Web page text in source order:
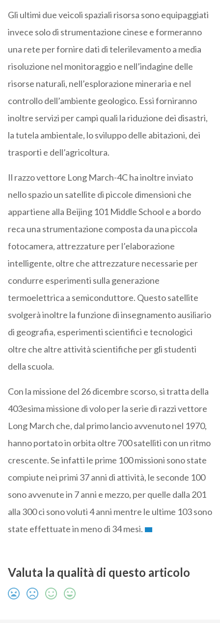
Gli ultimi due veicoli spaziali risorsa sono equipaggiati
invece solo di strumentazione cinese e formeranno
una rete per fornire dati di telerilevamento a media
risoluzione nel monitoraggio e nell’indagine delle
risorse naturali, nell’esplorazione mineraria e nel
controllo dell’ambiente geologico. Essi forniranno
inoltre servizi per campi quali la riduzione dei disastri,
la tutela ambientale, lo sviluppo delle abitazioni, dei
trasporti e dell’agricoltura.
Il razzo vettore Long March-4C ha inoltre inviato
nello spazio un satellite di piccole dimensioni che
appartiene alla Beijing 101 Middle School e a bordo
reca una strumentazione composta da una piccola
fotocamera, attrezzature per l’elaborazione
intelligente, oltre che attrezzature necessarie per
condurre esperimenti sulla generazione
termoelettrica a semiconduttore. Questo satellite
svolgerà inoltre la funzione di insegnamento ausiliario
di geografia, esperimenti scientifici e tecnologici
oltre che altre attività scientifiche per gli studenti
della scuola.
Con la missione del 26 dicembre scorso, si tratta della
403esima missione di volo per la serie di razzi vettore
Long March che, dal primo lancio avvenuto nel 1970,
hanno portato in orbita oltre 700 satelliti con un ritmo
crescente. Se infatti le prime 100 missioni sono state
compiute nei primi 37 anni di attività, le seconde 100
sono avvenute in 7 anni e mezzo, per quelle dalla 201
alla 300 ci sono voluti 4 anni mentre le ultime 103 sono
state effettuate in meno di 34 mesi.
Valuta la qualità di questo articolo